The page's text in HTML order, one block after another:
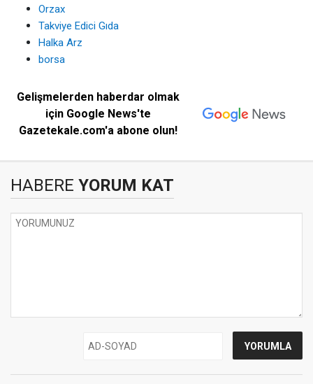
Orzax
Takviye Edici Gıda
Halka Arz
borsa
Gelişmelerden haberdar olmak
için Google News'te
Gazetekale.com'a abone olun!
HABERE YORUM KAT